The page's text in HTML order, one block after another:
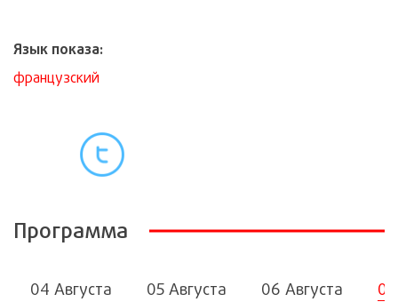
Язык показа:
французский
Программа
04 Августа 05 Августа 06 Августа